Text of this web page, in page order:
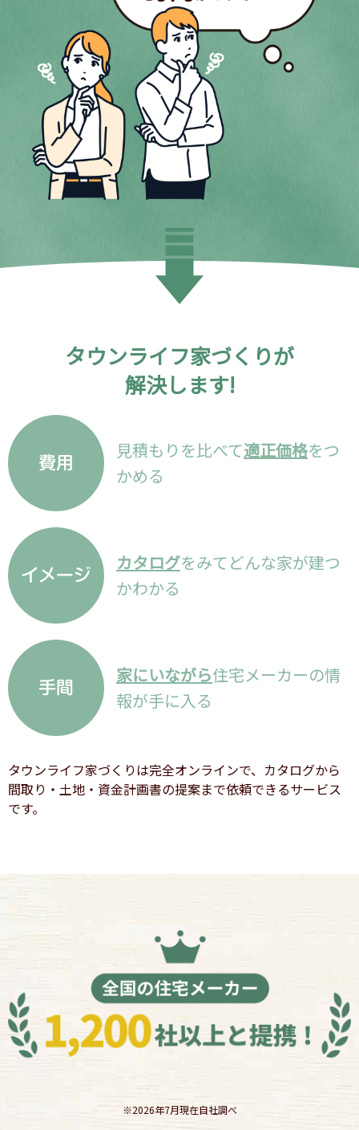
タウンライフ家づくりが
解決します!
見積もりを比べて適正価格をつ
かめる
カタログをみてどんな家が建つ
かわかる
家にいながら住宅メーカーの情
報が手に入る
タウンライフ家づくりは完全オンラインで、カタログから
間取り・土地・資金計画書の提案まで依頼できるサービス
です。
※2026年7月現在自社調べ